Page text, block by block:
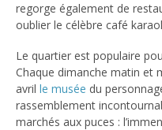
regorge également de
oublier le célèbre café
Le quartier est populaire
Chaque dimanche matin et
avril le musée du
rassemblement
marchés aux puces :